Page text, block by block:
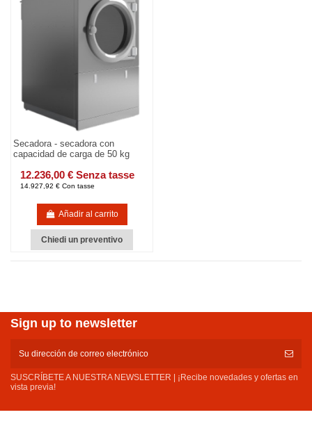
Secadora - secadora con
capacidad de carga de 50 kg
12.236,00 € Senza tasse
14.927,92 € Con tasse
Añadir al carrito
Chiedi un preventivo
Sign up to newsletter
SUSCRÍBETE A NUESTRA NEWSLETTER | ¡Recibe novedades y ofertas en
vista previa!